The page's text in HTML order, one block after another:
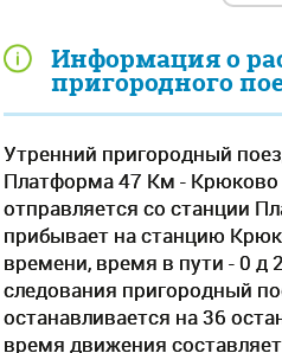
Информация о
пригородного
Утренний пригородный
Платформа 47 Км -
отправляется со станции
прибывает на станцию
времени, время в пути - 0 д
следования пригородный
останавливается на 36
время движения